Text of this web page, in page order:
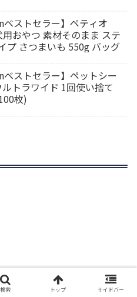
ベストセラー】ペティオ
おやつ 素材そのまま ステ
プ さつまいも 550g バッグ
ベストセラー】ペットシー
トラワイド 1回使い捨て
枚)
検索 トップ サイドバー